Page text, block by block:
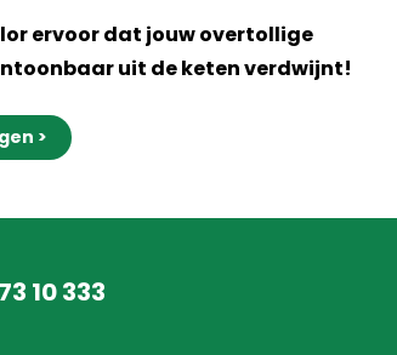
ervoor dat jouw overtollige
uit de keten verdwijnt!
>
10 333